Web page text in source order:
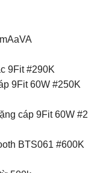
9Fit #290K
9Fit 60W #250K
cáp 9Fit 60W #2
BTS061 #600K